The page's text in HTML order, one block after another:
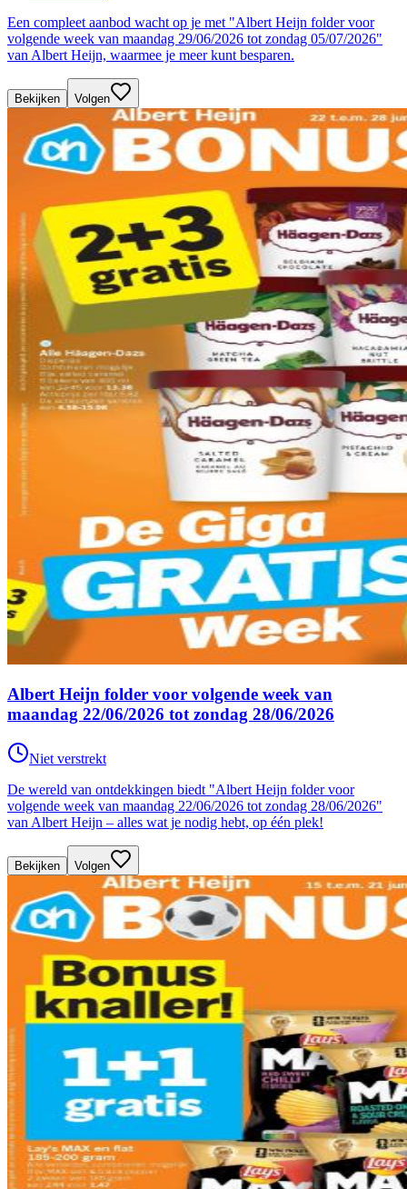
Een compleet aanbod wacht op je met "Albert Heijn folder voor
volgende week van maandag 29/06/2026 tot zondag 05/07/2026"
van Albert Heijn, waarmee je meer kunt besparen.
Bekijken Volgen
Albert Heijn folder voor volgende week van
maandag 22/06/2026 tot zondag 28/06/2026
Niet verstrekt
De wereld van ontdekkingen biedt "Albert Heijn folder voor
volgende week van maandag 22/06/2026 tot zondag 28/06/2026"
van Albert Heijn – alles wat je nodig hebt, op één plek!
Bekijken Volgen